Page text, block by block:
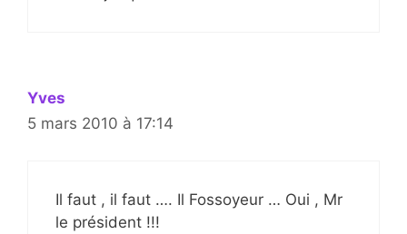
Yves
5 mars 2010 à 17:14
Il faut , il faut …. Il Fossoyeur … Oui , Mr
le président !!!